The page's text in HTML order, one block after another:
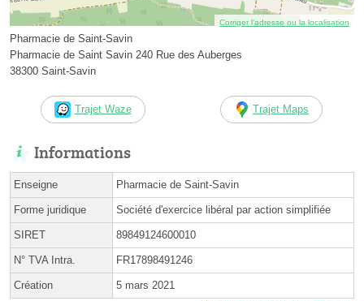
Corriger l’adresse ou la localisation
Pharmacie de Saint-Savin
Pharmacie de Saint Savin 240 Rue des Auberges
38300 Saint-Savin
Trajet Waze Trajet Maps
Informations
Enseigne Pharmacie de Saint-Savin
Forme juridique Société d'exercice libéral par action simplifiée
SIRET 89849124600010
N° TVA Intra. FR17898491246
Création 5 mars 2021